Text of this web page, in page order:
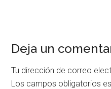
Deja un
Tu dirección de correo
Los campos obligatorios